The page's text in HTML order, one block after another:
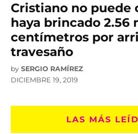
Cristiano no puede
haya brincado 2.56
centímetros por
travesaño
by SERGIO RAMÍREZ
DICIEMBRE 19, 2019
LAS MÁS